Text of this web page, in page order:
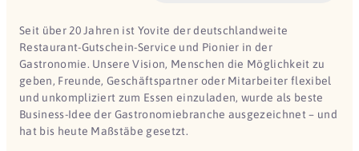
Seit über 20 Jahren ist Yovite der deutschlandweite
Restaurant-Gutschein-Service und Pionier in der
Gastronomie. Unsere Vision, Menschen die Möglichkeit zu
geben, Freunde, Geschäftspartner oder Mitarbeiter flexibel
und unkompliziert zum Essen einzuladen, wurde als beste
Business-Idee der Gastronomiebranche ausgezeichnet – und
hat bis heute Maßstäbe gesetzt.